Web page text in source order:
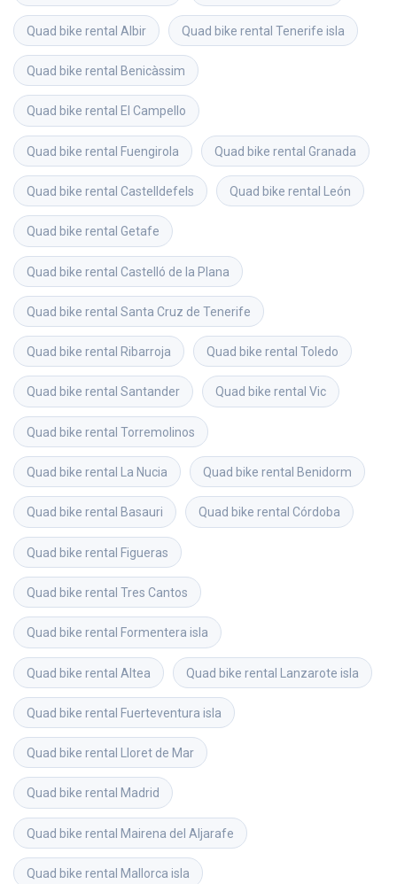
Quad bike rental Albir Quad bike rental Tenerife isla
Quad bike rental Benicàssim
Quad bike rental El Campello
Quad bike rental Fuengirola Quad bike rental Granada
Quad bike rental Castelldefels Quad bike rental León
Quad bike rental Getafe
Quad bike rental Castelló de la Plana
Quad bike rental Santa Cruz de Tenerife
Quad bike rental Ribarroja Quad bike rental Toledo
Quad bike rental Santander Quad bike rental Vic
Quad bike rental Torremolinos
Quad bike rental La Nucia Quad bike rental Benidorm
Quad bike rental Basauri Quad bike rental Córdoba
Quad bike rental Figueras
Quad bike rental Tres Cantos
Quad bike rental Formentera isla
Quad bike rental Altea Quad bike rental Lanzarote isla
Quad bike rental Fuerteventura isla
Quad bike rental Lloret de Mar
Quad bike rental Madrid
Quad bike rental Mairena del Aljarafe
Quad bike rental Mallorca isla